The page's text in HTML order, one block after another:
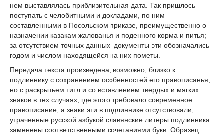
нем выставлялась приблизительная дата. Так пришлось
поступать с челобитными и докладами, по ним
составленными в Посольском приказе, преимущественно о
назначении казакам жалованья и поденного корма и питья;
за отсутствием точных данных, документы эти обозначались
годом и числом находящейся на них пометы.
Передача текста произведена, возможно, близко к
подлиннику с сохранением особенностей его правописанья,
но с раскрытьем титл и со вставлением твердых и мягких
знаков в тех случаях, где этого требовало современное
правописание, а знаки эти в подлиннике отсутствовали;
утраченные русской азбукой славянские литеры подлинника
заменены соответственными сочетаниями букв. Образец